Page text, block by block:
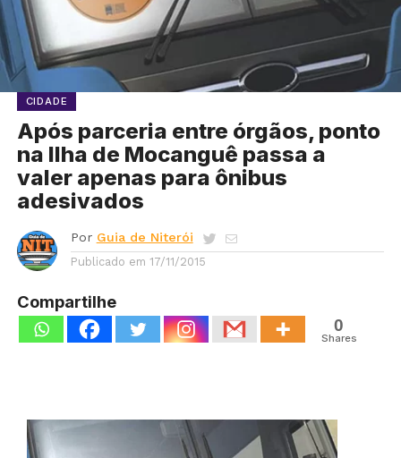
CIDADE
Após parceria entre órgãos, ponto
na Ilha de Mocanguê passa a
valer apenas para ônibus
adesivados
Por Guia de Niterói
Publicado em 17/11/2015
Compartilhe
0
Shares